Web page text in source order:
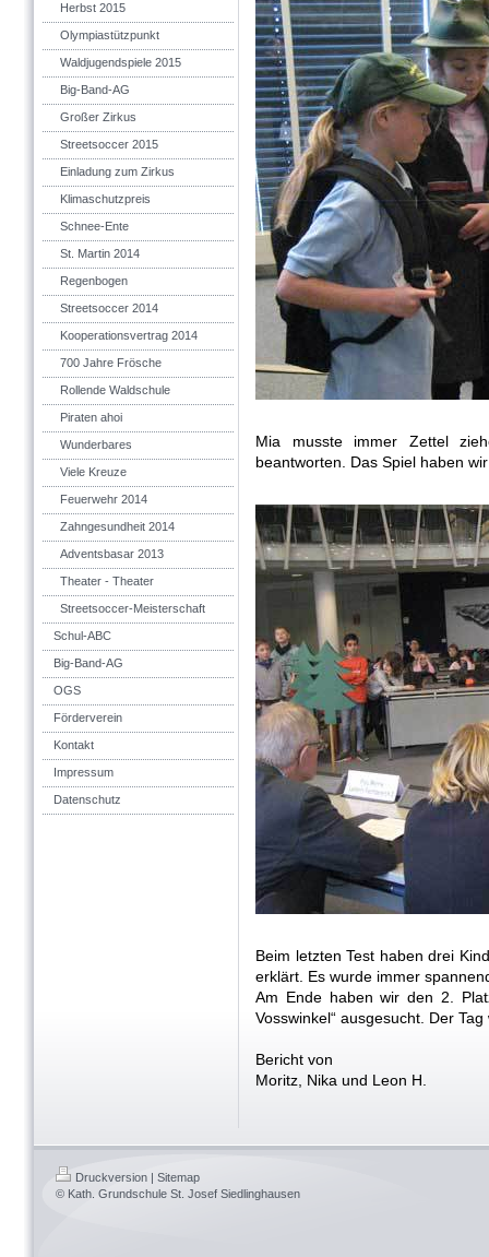
Herbst 2015
Olympiastützpunkt
Waldjugendspiele 2015
Big-Band-AG
Großer Zirkus
Streetsoccer 2015
Einladung zum Zirkus
Klimaschutzpreis
Schnee-Ente
St. Martin 2014
Regenbogen
Streetsoccer 2014
Kooperationsvertrag 2014
700 Jahre Frösche
Rollende Waldschule
Piraten ahoi
Wunderbares
Viele Kreuze
Feuerwehr 2014
Zahngesundheit 2014
Adventsbasar 2013
Theater - Theater
Streetsoccer-Meisterschaft
Schul-ABC
Big-Band-AG
OGS
Förderverein
Kontakt
Impressum
Datenschutz
Mia musste immer Zettel
beantworten. Das Spiel haben
Beim letzten Test haben drei
erklärt. Es wurde immer
Am Ende haben wir den 2.
Vosswinkel“ ausgesucht. Der
Bericht von
Moritz, Nika und Leon H.
Druckversion | Sitemap
© Kath. Grundschule St. Josef Siedlinghausen